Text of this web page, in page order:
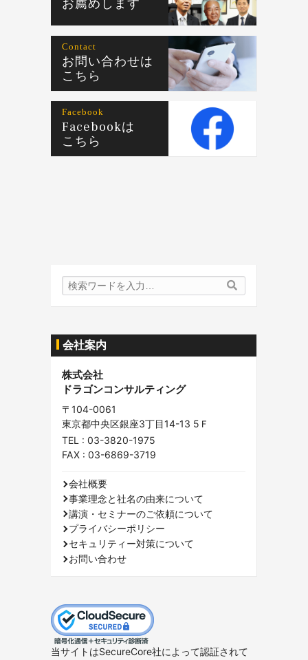
お薦めします
Contact
お問い合わせは
こちら
Facebook
Facebookは
こちら
検
索
会社案内
株式会社
ドラゴンコンサルティング
〒104-0061
東京都中央区銀座3丁目14-13 5Ｆ
TEL : 03-3820-1975
FAX : 03-6869-3719
会社概要
事業理念と社名の由来について
講演・セミナーのご依頼について
プライバシーポリシー
セキュリティー対策について
お問い合わせ
当サイトはSecureCore社によって認証されて